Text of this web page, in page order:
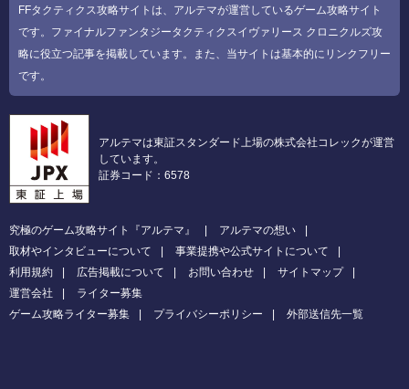
FFタクティクス攻略サイトは、アルテマが運営しているゲーム攻略サイト
です。ファイナルファンタジータクティクスイヴァリース クロニクルズ攻
略に役立つ記事を掲載しています。また、当サイトは基本的にリンクフリー
です。
アルテマは東証スタンダード上場の株式会社コレックが運営
しています。
証券コード：6578
究極のゲーム攻略サイト『アルテマ』
アルテマの想い
取材やインタビューについて
事業提携や公式サイトについて
利用規約
広告掲載について お問い合わせ
サイトマップ
運営会社
ライター募集
ゲーム攻略ライター募集
プライバシーポリシー 外部送信先一覧